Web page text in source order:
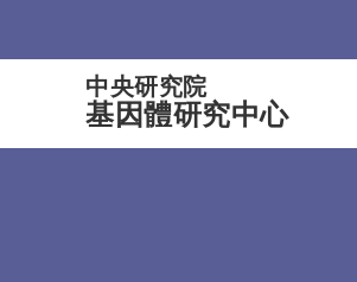
中央研究院
基因體研究中心